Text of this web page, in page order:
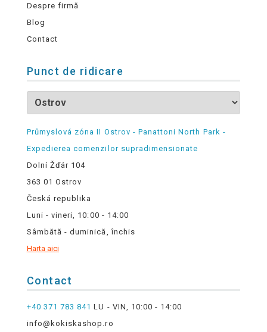
Despre firmă
Blog
Contact
Punct de ridicare
Průmyslová zóna II Ostrov - Panattoni North Park -
Expedierea comenzilor supradimensionate
Dolní Žďár 104
363 01 Ostrov
Česká republika
Luni - vineri, 10:00 - 14:00
Sâmbătă - duminică, închis
Harta aici
Contact
+40 371 783 841 LU - VIN, 10:00 - 14:00
info@kokiskashop.ro